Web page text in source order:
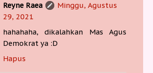
Reyne Raea
Minggu, Agustus
29, 2021
hahahaha, dikalahkan Mas Agus
Demokrat ya :D
Hapus